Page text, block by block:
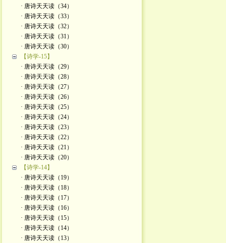
· 唐诗天天读（34）
· 唐诗天天读（33）
· 唐诗天天读（32）
· 唐诗天天读（31）
· 唐诗天天读（30）
【诗学-15】
· 唐诗天天读（29）
· 唐诗天天读（28）
· 唐诗天天读（27）
· 唐诗天天读（26）
· 唐诗天天读（25）
· 唐诗天天读（24）
· 唐诗天天读（23）
· 唐诗天天读（22）
· 唐诗天天读（21）
· 唐诗天天读（20）
【诗学-14】
· 唐诗天天读（19）
· 唐诗天天读（18）
· 唐诗天天读（17）
· 唐诗天天读（16）
· 唐诗天天读（15）
· 唐诗天天读（14）
· 唐诗天天读（13）